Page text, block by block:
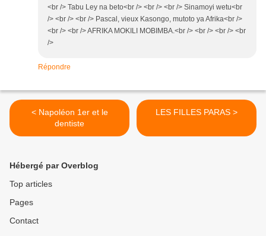
<br /> Tabu Ley na beto<br /> <br /> <br /> Sinamoyi wetu<br
/> <br /> <br /> Pascal, vieux Kasongo, mutoto ya Afrika<br />
<br /> <br /> AFRIKA MOKILI MOBIMBA.<br /> <br /> <br /> <br
/>
Répondre
< Napoléon 1er et le
dentiste
LES FILLES PARAS >
Hébergé par Overblog
Top articles
Pages
Contact